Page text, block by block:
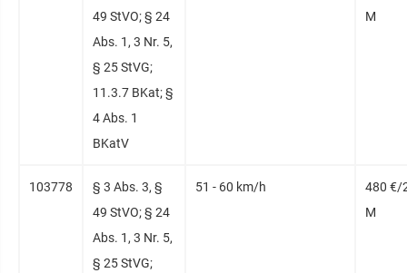
49 StVO; § 24
Abs. 1, 3 Nr. 5,
§ 25 StVG;
11.3.7 BKat; §
4 Abs. 1
BKatV
M
103778
§ 3 Abs. 3, §
49 StVO; § 24
Abs. 1, 3 Nr. 5,
§ 25 StVG;
51 - 60 km/h
480 €/
M